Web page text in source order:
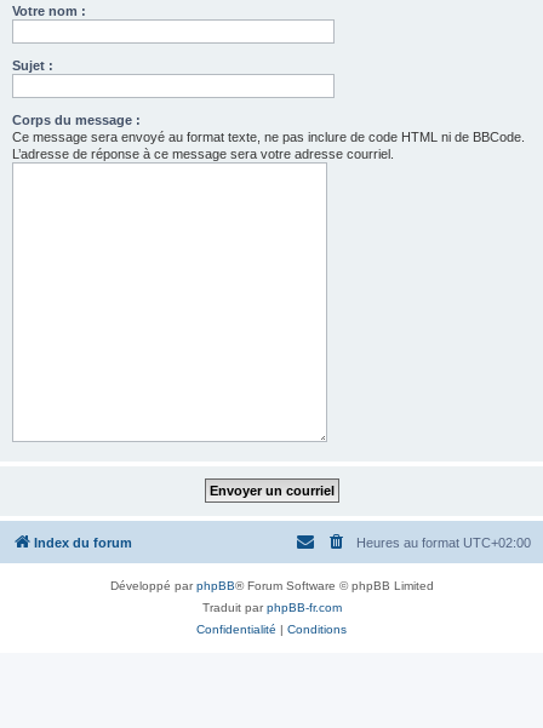
Votre nom :
Sujet :
Corps du message :
Ce message sera envoyé au format texte, ne pas inclure de code HTML ni de BBCode.
L’adresse de réponse à ce message sera votre adresse courriel.
Index du forum Heures au format UTC+02:00
Développé parphpBB® Forum Software © phpBB Limited
Traduit parphpBB-fr.com
Confidentialité | Conditions